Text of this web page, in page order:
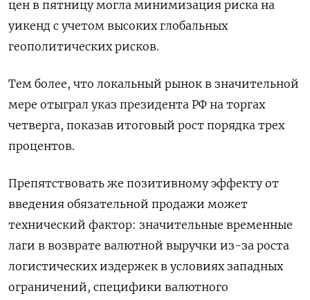
цен в пятницу могла минимизация риска на
уикенд с учетом высоких глобальных
геополитических рисков.
Тем более, что локальный рынок в значительной
мере отыграл указ президента РФ на торгах
четверга, показав итоговый рост порядка трех
процентов.
Препятствовать же позитивному эффекту от
введения обязательной продажи может
технический фактор: значительные временные
лаги в возврате валютной выручки из-за роста
логистических издержек в условиях западных
ограничений, специфики валютного